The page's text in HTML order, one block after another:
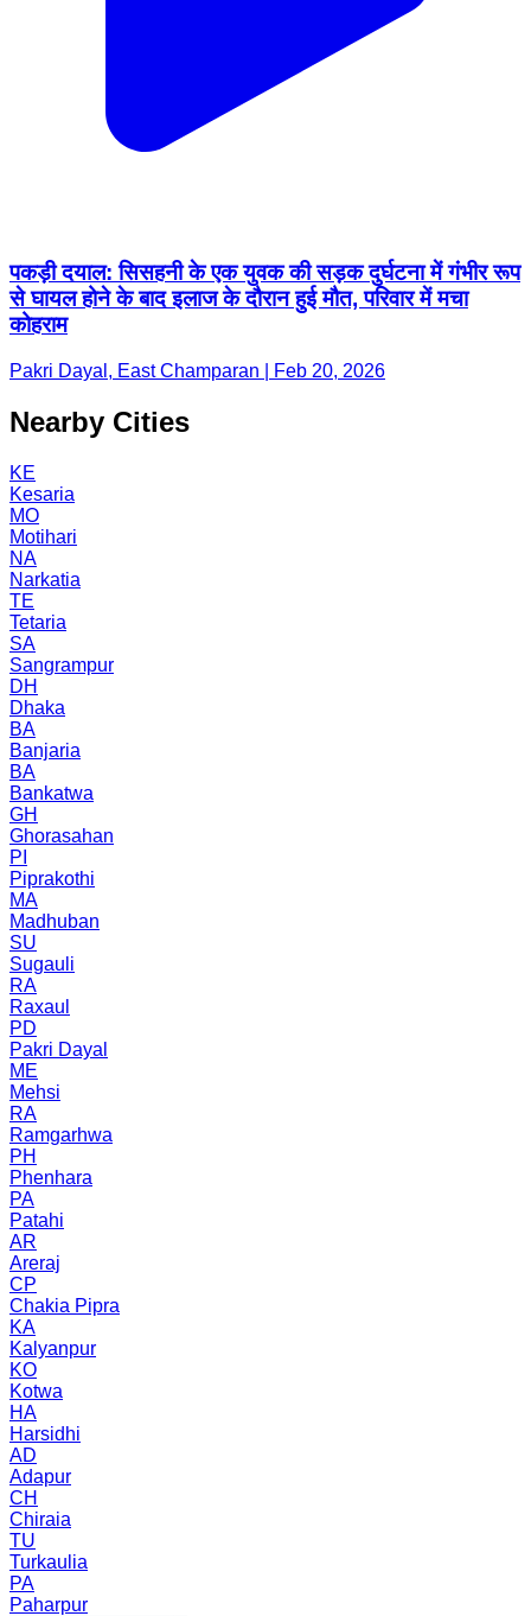
पकड़ी दयाल: सिसहनी के एक युवक की सड़क दुर्घटना में गंभीर रूप
से घायल होने के बाद इलाज के दौरान हुई मौत, परिवार में मचा
कोहराम
Pakri Dayal, East Champaran | Feb 20, 2026
Nearby Cities
KE
Kesaria
MO
Motihari
NA
Narkatia
TE
Tetaria
SA
Sangrampur
DH
Dhaka
BA
Banjaria
BA
Bankatwa
GH
Ghorasahan
PI
Piprakothi
MA
Madhuban
SU
Sugauli
RA
Raxaul
PD
Pakri Dayal
ME
Mehsi
RA
Ramgarhwa
PH
Phenhara
PA
Patahi
AR
Areraj
CP
Chakia Pipra
KA
Kalyanpur
KO
Kotwa
HA
Harsidhi
AD
Adapur
CH
Chiraia
TU
Turkaulia
PA
Paharpur